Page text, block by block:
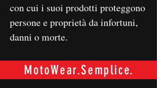
con cui i suoi prodotti proteggono
persone e proprietà da infortuni,
danni o morte.
MotoWear.Semplice.